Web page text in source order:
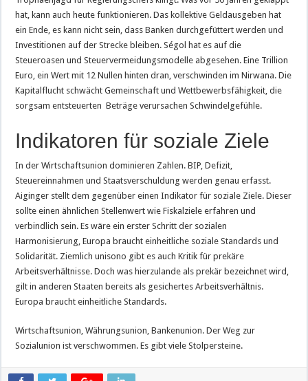
hat, kann auch heute funktionieren. Das kollektive Geldausgeben hat
ein Ende, es kann nicht sein, dass Banken durchgefüttert werden und
Investitionen auf der Strecke bleiben. Ségol hat es auf die
Steueroasen und Steuervermeidungsmodelle abgesehen. Eine Trillion
Euro, ein Wert mit 12 Nullen hinten dran, verschwinden im Nirwana. Die
Kapitalflucht schwächt Gemeinschaft und Wettbewerbsfähigkeit, die
sorgsam entsteuerten Beträge verursachen Schwindelgefühle.
Indikatoren für soziale Ziele
In der Wirtschaftsunion dominieren Zahlen. BIP, Defizit,
Steuereinnahmen und Staatsverschuldung werden genau erfasst.
Aiginger stellt dem gegenüber einen Indikator für soziale Ziele. Dieser
sollte einen ähnlichen Stellenwert wie Fiskalziele erfahren und
verbindlich sein. Es wäre ein erster Schritt der sozialen
Harmonisierung, Europa braucht einheitliche soziale Standards und
Solidarität. Ziemlich unisono gibt es auch Kritik für prekäre
Arbeitsverhältnisse. Doch was hierzulande als prekär bezeichnet wird,
gilt in anderen Staaten bereits als gesichertes Arbeitsverhältnis.
Europa braucht einheitliche Standards.
Wirtschaftsunion, Währungsunion, Bankenunion. Der Weg zur
Sozialunion ist verschwommen. Es gibt viele Stolpersteine.